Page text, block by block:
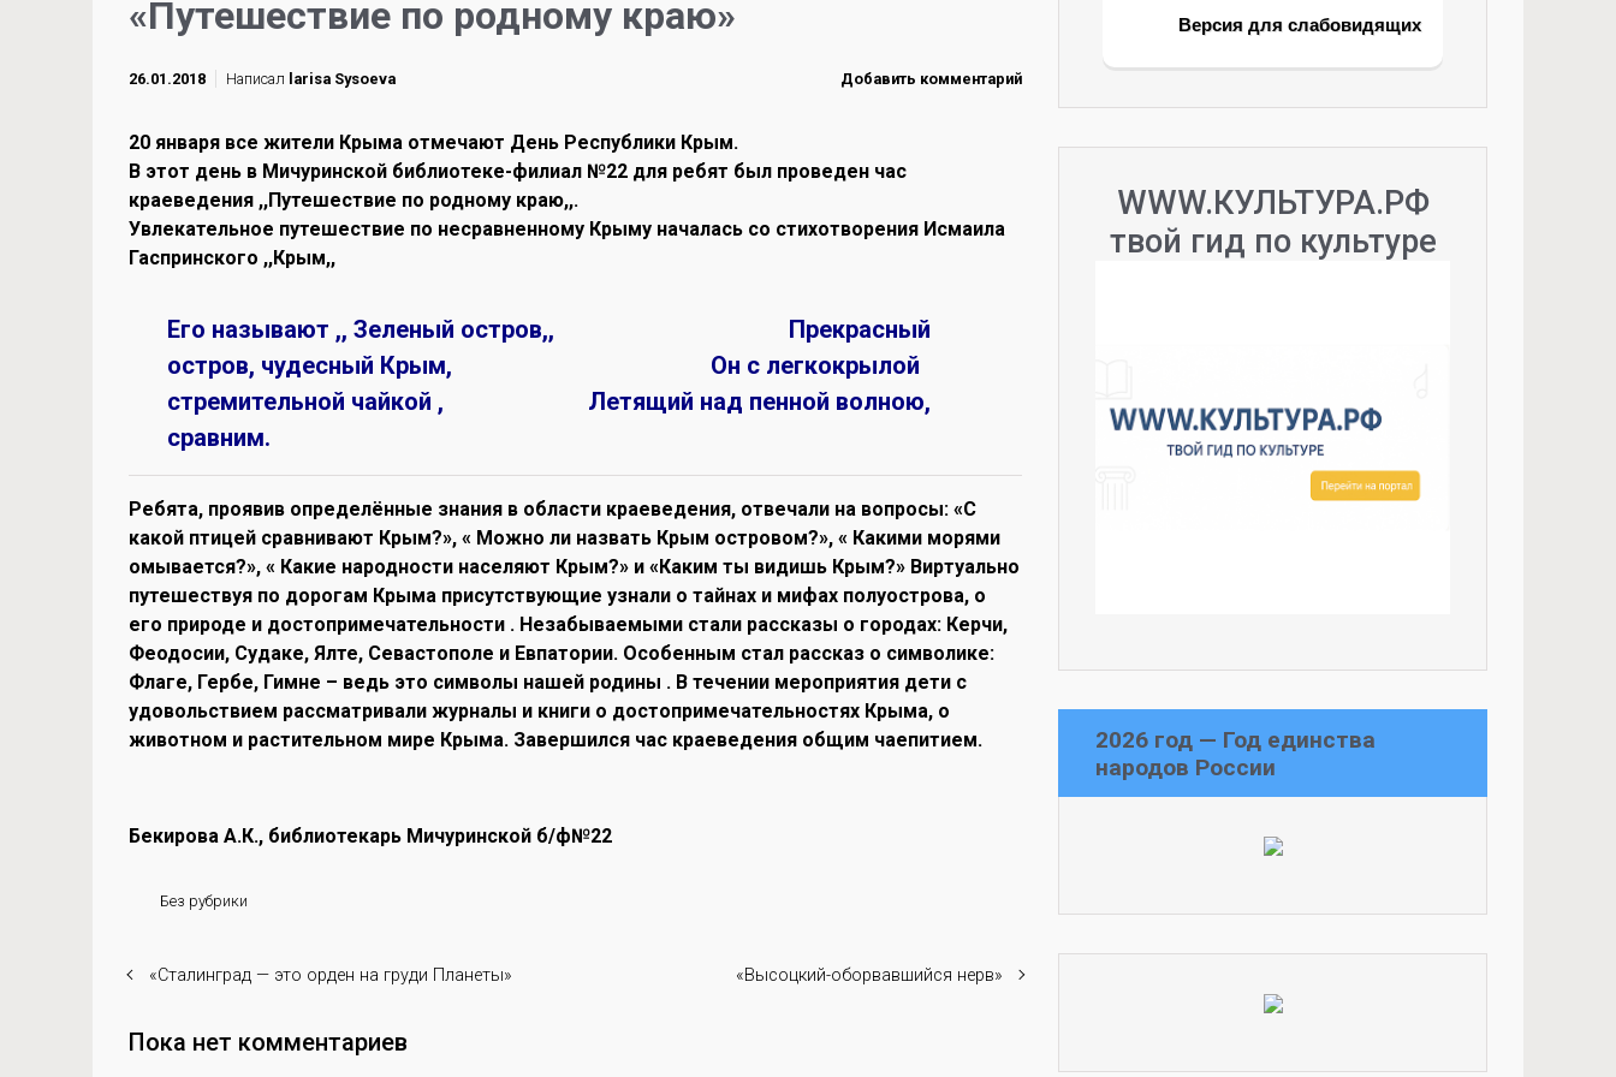
«Путешествие по родному краю»
26.01.2018 Написал larisa Sysoeva Добавить комментарий
20 января все жители Крыма отмечают День Республики Крым.
В этот день в Мичуринской библиотеке-филиал №22 для ребят был проведен час
краеведения ,,Путешествие по родному краю,,.
Увлекательное путешествие по несравненному Крыму началась со стихотворения Исмаила
Гаспринского ,,Крым,,
Его называют ,, Зеленый остров,, Прекрасный
остров, чудесный Крым, Он с легкокрылой
стремительной чайкой , Летящий над пенной волною,
сравним.
Ребята, проявив определённые знания в области краеведения, отвечали на вопросы: «С
какой птицей сравнивают Крым?», « Можно ли назвать Крым островом?», « Какими морями
омывается?», « Какие народности населяют Крым?» и «Каким ты видишь Крым?» Виртуально
путешествуя по дорогам Крыма присутствующие узнали о тайнах и мифах полуострова, о
его природе и достопримечательности . Незабываемыми стали рассказы о городах: Керчи,
Феодосии, Судаке, Ялте, Севастополе и Евпатории. Особенным стал рассказ о символике:
Флаге, Гербе, Гимне – ведь это символы нашей родины . В течении мероприятия дети с
удовольствием рассматривали журналы и книги о достопримечательностях Крыма, о
животном и растительном мире Крыма. Завершился час краеведения общим чаепитием.
Бекирова А.К., библиотекарь Мичуринской б/ф№22
Без рубрики
«Сталинград — это орден на груди Планеты» «Высоцкий-оборвавшийся нерв»
Пока нет комментариев
Версия для слабовидящих
WWW.КУЛЬТУРА.РФ
твой гид по культуре
2026 год — Год единства
народов России